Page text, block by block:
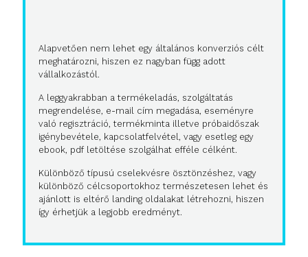
Alapvetően nem lehet egy általános konverziós célt
meghatározni, hiszen ez nagyban függ adott
vállalkozástól.
A leggyakrabban a termékeladás, szolgáltatás
megrendelése, e-mail cím megadása, eseményre
való regisztráció, termékminta illetve próbaidőszak
igénybevétele, kapcsolatfelvétel, vagy esetleg egy
ebook, pdf letöltése szolgálhat efféle célként.
Különböző típusú cselekvésre ösztönzéshez, vagy
különböző célcsoportokhoz természetesen lehet és
ajánlott is eltérő landing oldalakat létrehozni, hiszen
így érhetjük a legjobb eredményt.